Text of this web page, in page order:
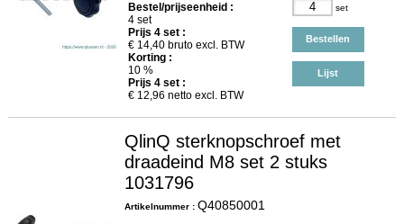
Bestel/prijseenheid :
4 set
Prijs 4set :
€ 14,40bruto excl. BTW
Korting :
10 %
Prijs 4set :
€ 12,96 netto excl. BTW
set
Bestellen
Lijst
QlinQ sterknopschroef met
draadeind M8 set 2 stuks
1031796
Artikelnummer : Q40850001